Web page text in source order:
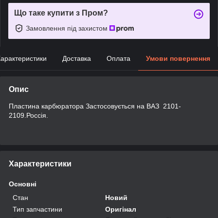
Що таке купити з Пром?
Замовлення під захистом
Доставка Оплата Умови повернення
Опис
Пластина карбюратора Застосовується на ВАЗ 2101-
2109.Россія.
Характеристики
Основні
Стан
Новий
Тип запчастини
Оригінал